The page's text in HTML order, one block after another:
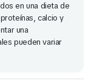
en una dieta de
calcio y
una
pueden variar